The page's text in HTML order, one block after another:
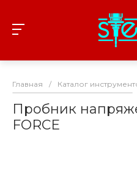
Главная / Каталог
Пробник
FORCE